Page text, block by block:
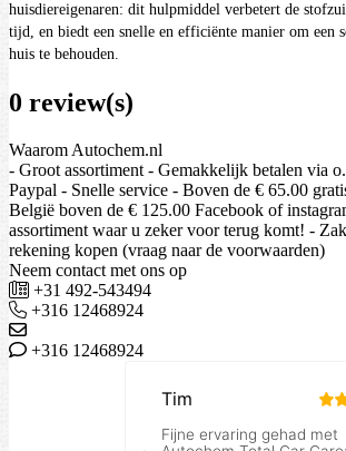
huisdiereigenaren: dit hulpmiddel verbetert de
tijd, en biedt een snelle en efficiënte manier om een
huis te behouden.
0 review(s)
Waarom Autochem.nl
- Groot assortiment - Gemakkelijk betalen via
Paypal - Snelle service - Boven de € 65.00
België boven de € 125.00 Facebook of
assortiment waar u zeker voor terug komt! -
rekening kopen (vraag naar de voorwaarden)
Neem contact met ons op
+31 492-543494
+316 12468924
+316 12468924